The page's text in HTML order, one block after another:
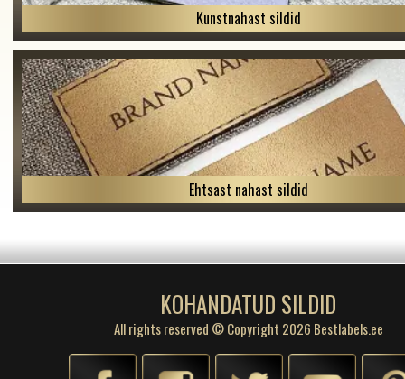
Kunstnahast sildid
Ehtsast nahast sildid
KOHANDATUD SILDID
All rights reserved © Copyright 2026 Bestlabels.ee